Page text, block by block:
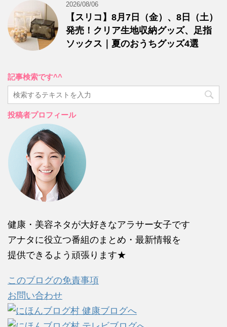
2026/08/06
【スリコ】8月7日（金）、8日（土）
発売！クリア生地収納グッズ、足指
ソックス｜夏のおうちグッズ4選
記事検索です^^
投稿者プロフィール
健康・美容ネタが大好きなアラサー女子です
アナタに役立つ番組のまとめ・最新情報を
提供できるよう頑張ります★
このブログの免責事項
お問い合わせ